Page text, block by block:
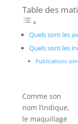
Table des
Quels sont les
Quels sont les
Publications
Comme son
nom l’indique,
le maquillage